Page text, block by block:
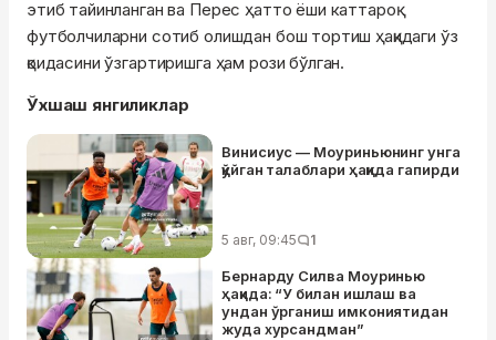
этиб тайинланган ва Перес ҳатто ёши каттароқ
футболчиларни сотиб олишдан бош тортиш ҳақидаги ўз
қоидасини ўзгартиришга ҳам рози бўлган.
Ўхшаш янгиликлар
Винисиус — Моуриньюнинг унга
қўйган талаблари ҳақида гапирди
5 авг, 09:45 1
Бернарду Силва Моуринью
ҳақида: “У билан ишлаш ва
ундан ўрганиш имкониятидан
жуда хурсандман”